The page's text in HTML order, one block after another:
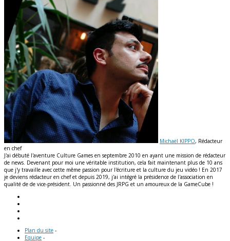
Michaël KIPPO, Rédacteur
en chef
J'ai débuté l'aventure Culture Games en septembre 2010 en ayant une mission de rédacteur
de news. Devenant pour moi une véritable institution, cela fait maintenant plus de 10 ans
que j'y travaille avec cette même passion pour l'écriture et la culture du jeu vidéo ! En 2017
je deviens rédacteur en chef et depuis 2019, j'ai intégré la présidence de l'association en
qualité de de vice-président. Un passionné des JRPG et un amoureux de la GameCube !
Plan du site -
Equipe -